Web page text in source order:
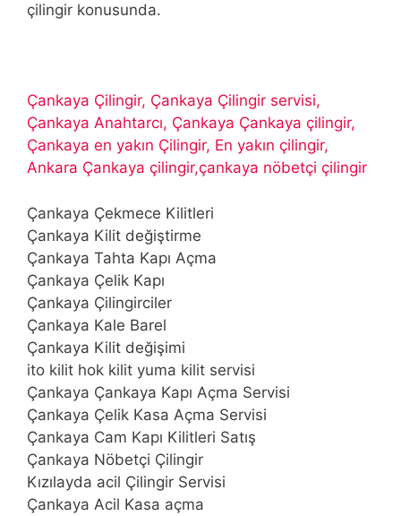
çilingir konusunda.
Çankaya Çilingir, Çankaya Çilingir servisi,
Çankaya Anahtarcı, Çankaya Çankaya çilingir,
Çankaya en yakın Çilingir, En yakın çilingir,
Ankara Çankaya çilingir,çankaya nöbetçi çilingir
Çankaya Çekmece Kilitleri
Çankaya Kilit değiştirme
Çankaya Tahta Kapı Açma
Çankaya Çelik Kapı
Çankaya Çilingirciler
Çankaya Kale Barel
Çankaya Kilit değişimi
ito kilit hok kilit yuma kilit servisi
Çankaya Çankaya Kapı Açma Servisi
Çankaya Çelik Kasa Açma Servisi
Çankaya Cam Kapı Kilitleri Satış
Çankaya Nöbetçi Çilingir
Kızılayda acil Çilingir Servisi
Çankaya Acil Kasa açma